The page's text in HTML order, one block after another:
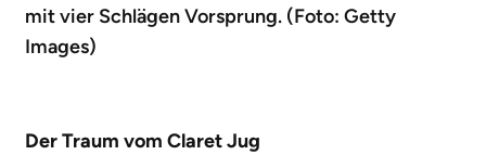
mit vier Schlägen Vorsprung. (Foto: Getty
Images)
Der Traum vom Claret Jug